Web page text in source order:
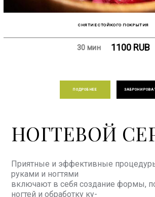
СНЯТИЕ СТОЙКОГО ПОКРЫТИЯ
30 мин 1100 RUB
ПОДРОБНЕЕ
НОГТЕВОЙ
Приятные и эффективные
руками и ногтями
включают в себя создание формы,
ногтей и обработку ку-